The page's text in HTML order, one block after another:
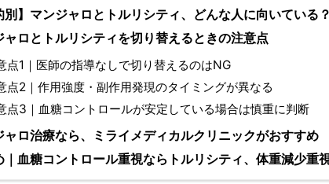
別】マンジャロとトルリシティ、どんな人に向いている？
ャロとトルリシティを切り替えるときの注意点
点1｜医師の指導なしで切り替えるのはNG
点2｜作用強度・副作用発現のタイミングが異なる
点3｜血糖コントロールが安定している場合は慎重に判断
ャロ治療なら、ミライメディカルクリニックがおすすめ
｜血糖コントロール重視ならトルリシティ、体重減少重